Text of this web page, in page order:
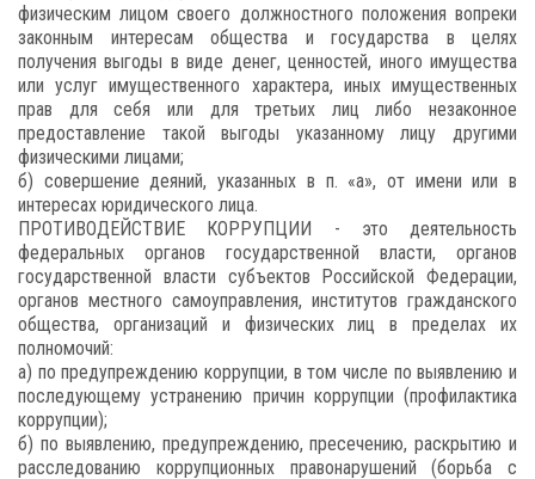
физическим лицом своего должностного положения вопреки
законным интересам общества и государства в целях
получения выгоды в виде денег, ценностей, иного имущества
или услуг имущественного характера, иных имущественных
прав для себя или для третьих лиц либо незаконное
предоставление такой выгоды указанному лицу другими
физическими лицами;
б) совершение деяний, указанных в п. «а», от имени или в
интересах юридического лица.
ПРОТИВОДЕЙСТВИЕ КОРРУПЦИИ - это деятельность
федеральных органов государственной власти, органов
государственной власти субъектов Российской Федерации,
органов местного самоуправления, институтов гражданского
общества, организаций и физических лиц в пределах их
полномочий:
а) по предупреждению коррупции, в том числе по выявлению и
последующему устранению причин коррупции (профилактика
коррупции);
б) по выявлению, предупреждению, пресечению, раскрытию и
расследованию коррупционных правонарушений (борьба с